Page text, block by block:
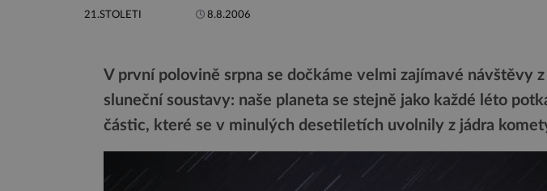
21.STOLETI 8.8.2006
V první polovině srpna se dočkáme velmi zajímavé návštěvy
sluneční soustavy: naše planeta se stejně jako každé léto
částic, které se v minulých desetiletích uvolnily z jádra